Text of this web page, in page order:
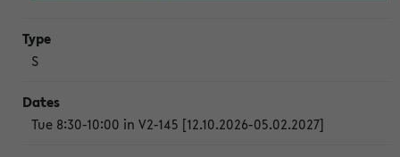
S
Tue 8:30-10:00 in V2-145 [12.10.2026-05.02.2027]